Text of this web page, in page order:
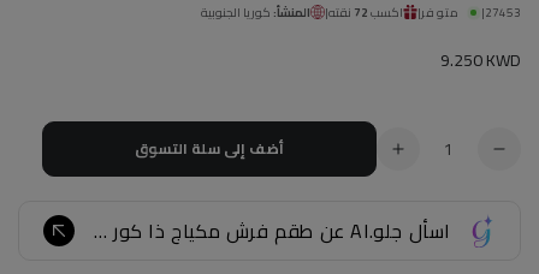
27453
| متوفر| اكسب72 نقته| المنشأ: كوريا الجنوبية
سعر
9.250 KWD
الكمية
ل
طقم
زيادة
طقم
أضف إلى سلة التسوق
اسأل جلو.AI عن طقم فرش مكياج ذا كور فايف...